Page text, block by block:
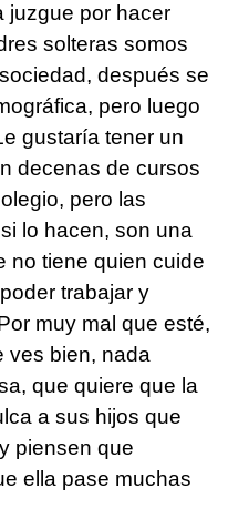
juzgue por hacer
solteras somos
después se
pero luego
gustaría tener un
decenas de cursos
pero las
lo hacen, son una
no tiene quien cuide
trabajar y
muy mal que esté,
ves bien, nada
que quiere que la
a sus hijos que
piensen que
ella pase muchas